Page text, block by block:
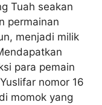
Tuah seakan
permainan
menjadi milik
para pemain
nomor 16
momok yang